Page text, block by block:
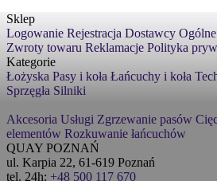
Sklep
Logowanie Rejestracja Dostawcy
Zwroty towaru Reklamacje Polityka
Kategorie
Łożyska Pasy i koła Łańcuchy i koła
Sprzęgła Silniki
Akcesoria Usługi Zgrzewanie pasów
elementów Rozkuwanie łańcuchów
QUAY POZNAŃ
ul. Karpia 22, 61-619 Poznań
tel. 24h: +48 500 117 670